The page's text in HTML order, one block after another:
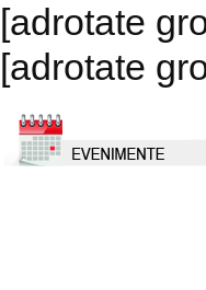
[adrotate
[adrotate